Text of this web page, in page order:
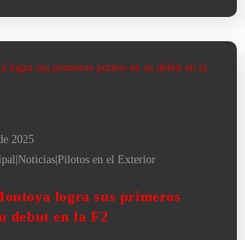
2025
Noticias Pilotos en el Exterior
logra sus primeros
debut en la F2